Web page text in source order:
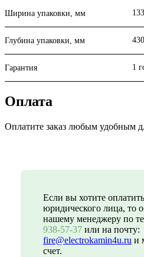
Ширина упаковки, мм
Глубина упаковки, мм 430
Гарантия 1
Оплата
Оплатите заказ любым удобным
Если вы хотите оплатить
юридического лица, то
нашему менеджеру по
938-57-37или на почту:
fire@electrokamin4u.ru и
счет.